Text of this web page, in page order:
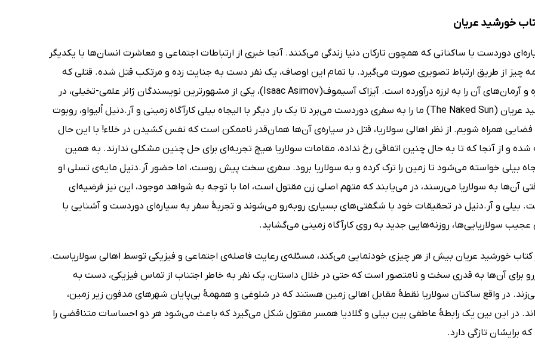
خورشید عریان
دوردست با ساکنانی که همچون تارکان دنیا زندگی می‌کنند. آنجا خبری از ارتباطات اجتماعی و معاشرت انسان‌ها با یکدیگر
چیز از طریق ارتباط تصویری صورت می‌گیرد. با تمام این اوصاف، یک نفر دست به جنایت زده و مرتکب قتل شده. قتلی که
بنیان سیاره و آرمان‌های آن را به لرزه درآورده است. آیزاک آسیموف(Isaac Asimov)، یکی از مشهورترین نویسندگان ژانر علمی-تخیلی، در
کتاب خورشید عریان (The Naked Sun) ما را به سفری دوردست می‌برد تا یک بار دیگر با الیجاه بیلی کارآگاه زمینی و آر.دنیل اُلیواو، روبوت
فضایی همراه شویم. از نظر اهالی سولاریا، قتل در سیاره‌ی آن‌ها همان‌قدر ناممکن است که نفس کشیدن در خلاء! با این حال
و از آنجا که تا به حال چنین اتفاقی رخ نداده، مقامات سولاریا هیچ تجربه‌ای برای حل چنین مشکلی ندارند. به همین
بیلی خواسته می‌شود تا زمین را ترک کرده و به سولاریا برود. سفری سخت پیش روست، اما حضور آر.دنیل مایه‌ی تسلی او
آن‌ها به سولاریا می‌رسند، در می‌یابند که متهم اصلی زن مقتول است، اما با توجه به شواهد موجود، این نیز فرضیه‌ای
بیلی و آر.دنیل در تحقیقات خود با شگفتی‌های بسیاری روبه‌رو می‌شوند و تجربۀ سفر به سیاره‌ای دوردست و آشنایی با
سولاریایی‌ها، روزنه‌هایی جدید به روی کارآگاه زمینی می‌گشاید.
کتاب خورشید عریان بیش از هر چیزی خودنمایی می‌کند، مسئله‌ی رعایت فاصله‌ی اجتماعی و فیزیکی توسط اهالی سولاریاست.
برای آن‌ها به قدری سخت و نامتصور است که حتی در خلال داستان، یک نفر به خاطر اجتناب از تماس فیزیکی، دست به
در واقع ساکنان سولاریا نقطۀ مقابل اهالی زمین هستند که در شلوغی و همهمۀ بی‌پایان شهرهای مدفون زیر زمین،
در این بین یک رابطۀ عاطفی بین بیلی و گلادیا همسر مقتول شکل می‌گیرد که باعث می‌شود هر دو احساسات متناقضی را
برایشان تازگی دارد.